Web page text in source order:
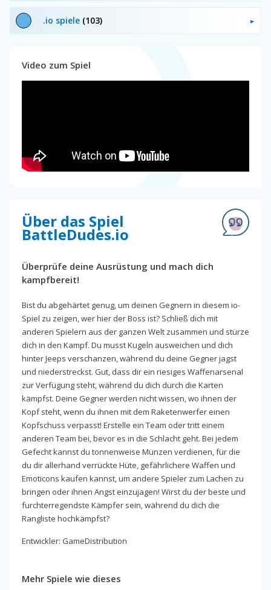
.io spiele (103)
Video zum Spiel
Über das Spiel
BattleDudes.io
Überprüfe deine Ausrüstung und mach dich
kampfbereit!
Bist du abgehärtet genug, um deinen Gegnern in diesem io-
Spiel zu zeigen, wer hier der Boss ist? Schließ dich mit
anderen Spielern aus der ganzen Welt zusammen und stürze
dich in den Kampf. Du musst Kugeln ausweichen und dich
hinter Jeeps verschanzen, während du deine Gegner jagst
und niederstreckst. Gut, dass dir ein riesiges Waffenarsenal
zur Verfügung steht, während du dich durch die Karten
kämpfst. Deine Gegner werden nicht wissen, wo ihnen der
Kopf steht, wenn du ihnen mit dem Raketenwerfer einen
Kopfschuss verpasst! Erstelle ein Team oder tritt einem
anderen Team bei, bevor es in die Schlacht geht. Bei jedem
Gefecht kannst du tonnenweise Münzen verdienen, für die
du dir allerhand verrückte Hüte, gefährlichere Waffen und
Emoticons kaufen kannst, um andere Spieler zum Lachen zu
bringen oder ihnen Angst einzujagen! Wirst du der beste und
furchterregendste Kämpfer sein, während du dich die
Rangliste hochkämpfst?
Entwickler: GameDistribution
Mehr Spiele wie dieses